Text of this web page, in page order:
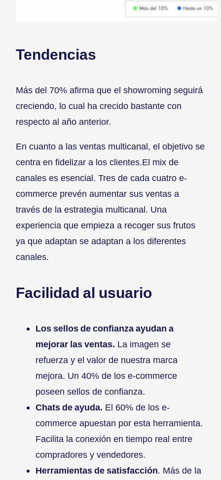
Tendencias
Más del 70% afirma que el showroming seguirá
creciendo, lo cual ha crecido bastante con
respecto al año anterior.
En cuanto a las ventas multicanal, el objetivo se
centra en fidelizar a los clientes.El mix de
canales es esencial. Tres de cada cuatro e-
commerce prevén aumentar sus ventas a
través de la estrategia multicanal. Una
experiencia que empieza a recoger sus frutos
ya que adaptan se adaptan a los diferentes
canales.
Facilidad al usuario
Los sellos de confianza ayudan a
mejorar las ventas. La imagen se
refuerza y el valor de nuestra marca
mejora. Un 40% de los e-commerce
poseen sellos de confianza.
Chats de ayuda. El 60% de los e-
commerce apuestan por esta herramienta.
Facilita la conexión en tiempo real entre
compradores y vendedores.
Herramientas de satisfacción. Más de la